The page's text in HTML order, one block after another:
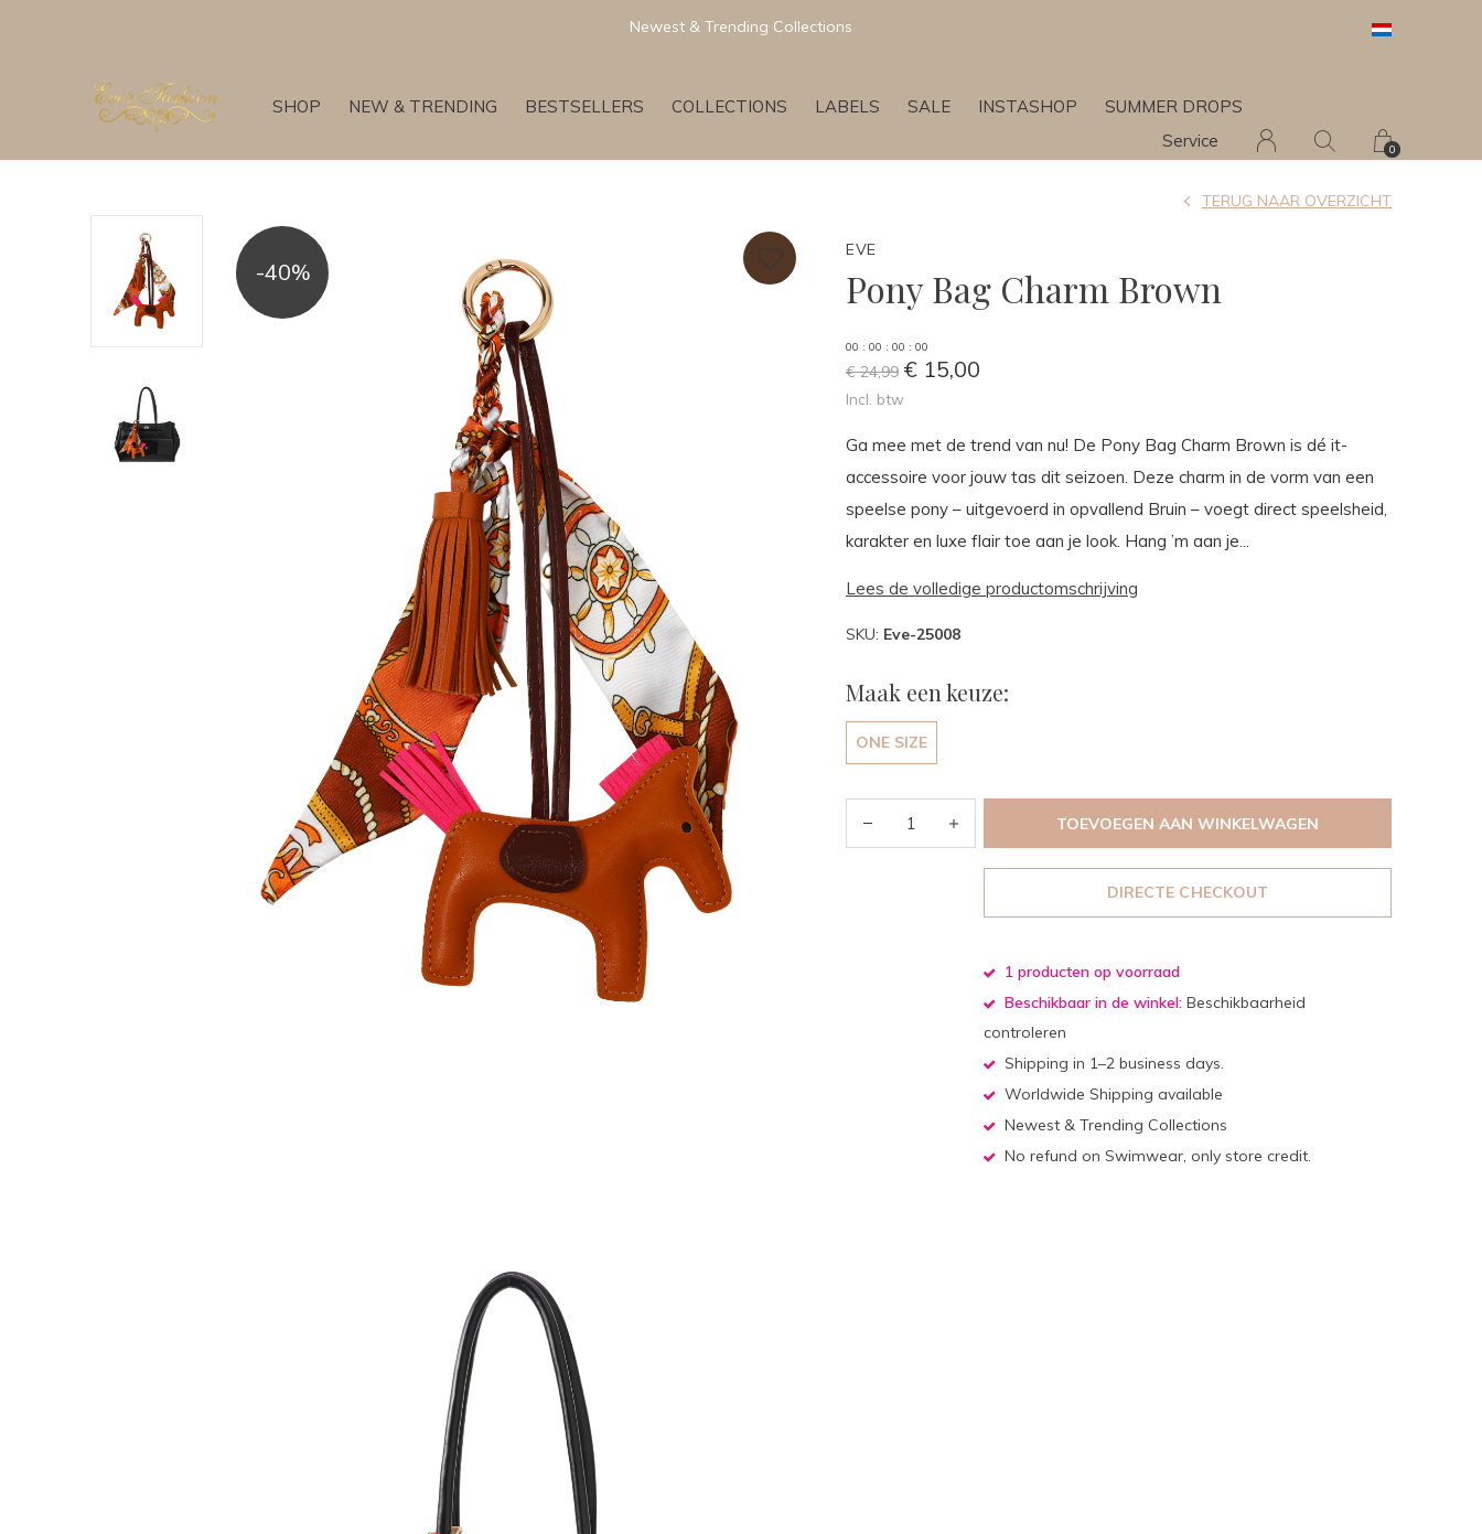
SHOP NEW & TRENDING BESTSELLERS COLLECTIONS LABELS SALE INSTASHOP
SUMMER DROPS
Service
0
Newest & Trending Collections
-40%
EVE
Pony Bag Charm Brown
TERUG NAAR OVERZICHT
00 : 00 : 00 : 00
€ 24,99 € 15,00
Incl. btw
Ga mee met de trend van nu! De Pony Bag Charm Brown is dé it-
accessoire voor jouw tas dit seizoen. Deze charm in de vorm van een
speelse pony – uitgevoerd in opvallend Bruin – voegt direct speelsheid,
karakter en luxe flair toe aan je look. Hang ’m aan je...
Lees de volledige productomschrijving
SKU: Eve-25008
Maak een keuze:
ONE SIZE
TOEVOEGEN AAN WINKELWAGEN
DIRECTE CHECKOUT
1 producten op voorraad
Beschikbaar in de winkel: Beschikbaarheid
controleren
Shipping in 1–2 business days.
Worldwide Shipping available
Newest & Trending Collections
No refund on Swimwear, only store credit.